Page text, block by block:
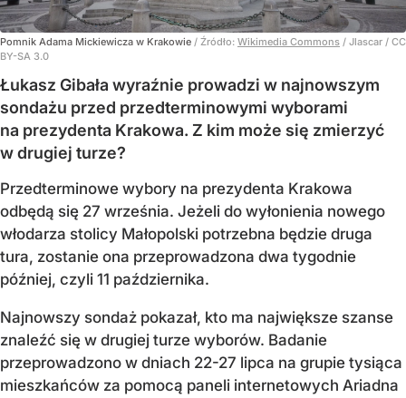
Pomnik Adama Mickiewicza w Krakowie / Źródło: Wikimedia Commons / Jlascar / CC
BY-SA 3.0
Łukasz Gibała wyraźnie prowadzi w najnowszym
sondażu przed przedterminowymi wyborami
na prezydenta Krakowa. Z kim może się zmierzyć
w drugiej turze?
Przedterminowe wybory na prezydenta Krakowa
odbędą się 27 września. Jeżeli do wyłonienia nowego
włodarza stolicy Małopolski potrzebna będzie druga
tura, zostanie ona przeprowadzona dwa tygodnie
później, czyli 11 października.
Najnowszy sondaż pokazał, kto ma największe szanse
znaleźć się w drugiej turze wyborów. Badanie
przeprowadzono w dniach 22-27 lipca na grupie tysiąca
mieszkańców za pomocą paneli internetowych Ariadna